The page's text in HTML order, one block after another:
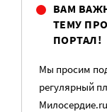
ВАМ
ТЕМУ
ПОРТАЛ!
Мы просим
регулярный